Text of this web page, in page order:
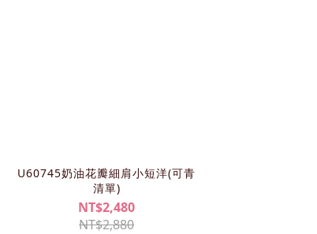
U60745奶油花瓣細肩小短洋(可青
清單)
NT$2,480
NT$2,880